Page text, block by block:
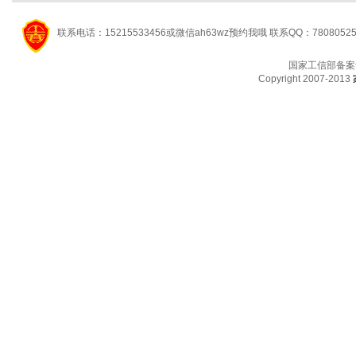
联系电话：15215533456或微信ah63wz预约我哦 联系QQ：
国家工信部备
Copyright 2007-2013